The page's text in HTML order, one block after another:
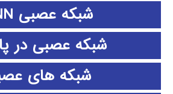
شبکه عصبی CNN
شبکه عصبی در
شبکه های